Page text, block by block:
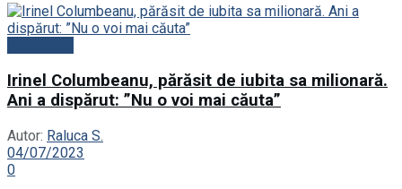
Irinel Columbeanu, părăsit de iubita sa milionară.
Ani a dispărut: ”Nu o voi mai căuta”
Autor: Raluca S.
04/07/2023
0